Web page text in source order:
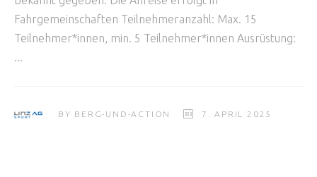
Fahrgemeinschaften Teilnehmeranzahl: Max. 15
Teilnehmer*innen, min. 5 Teilnehmer*innen Ausrüstung:
BY BERG-UND-ACTION 7. APRIL 2025